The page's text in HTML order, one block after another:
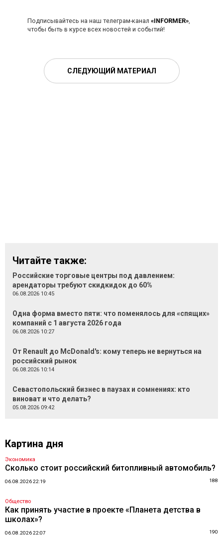
Подписывайтесь на наш телеграм-канал «INFORMER»,
чтобы быть в курсе всех новостей и событий!
СЛЕДУЮЩИЙ МАТЕРИАЛ
Читайте также:
Российские торговые центры под давлением:
арендаторы требуют скидкидок до 60%
06.08.2026 10:45
Одна форма вместо пяти: что поменялось для «спящих»
компаний с 1 августа 2026 года
06.08.2026 10:27
От Renault до McDonald's: кому теперь не вернуться на
российский рынок
06.08.2026 10:14
Севастопольский бизнес в паузах и сомнениях: кто
виноват и что делать?
05.08.2026 09:42
Картина дня
Экономика
Сколько стоит российский битопливный автомобиль?
06.08.2026 22:19 188
Общество
Как принять участие в проекте «Планета детства в
школах»?
06.08.2026 22:07 190